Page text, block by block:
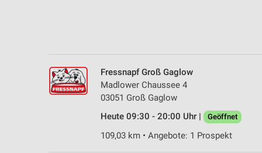
Fressnapf Groß Gaglow
Madlower Chaussee 4
03051 Groß Gaglow
Heute 09:30 - 20:00 Uhr |
Geöffnet
109,03 km • Angebote: 1 Prospekt
Notwendig